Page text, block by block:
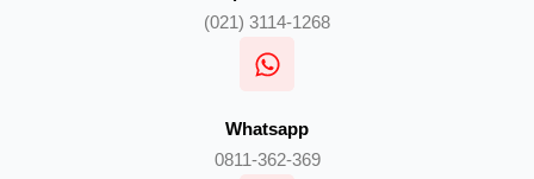
(021) 3114-1268
Whatsapp
0811-362-369